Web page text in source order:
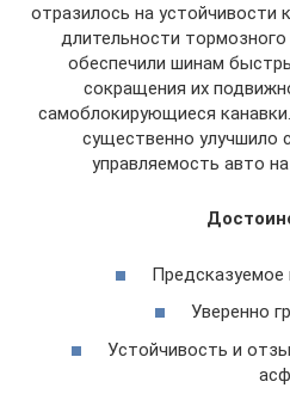
отразилось на устойчивости
длительности
обеспечили шинам
сокращения их
самоблокирующиеся
существенно улучшило
управляемость авто
Предсказуемое
Уверенно
Устойчивость и